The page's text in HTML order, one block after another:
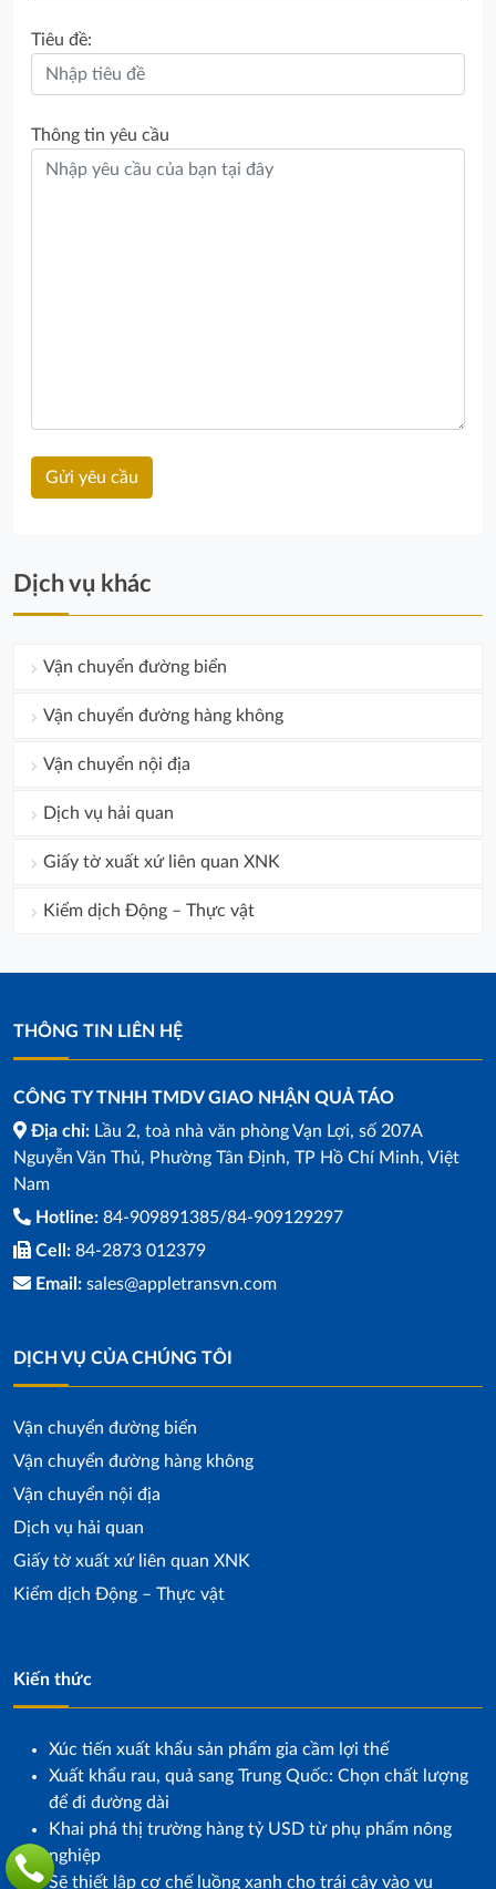
Tiêu đề:
Thông tin yêu cầu
Dịch vụ khác
Vận chuyển đường biển
Vận chuyển đường hàng không
Vận chuyển nội địa
Dịch vụ hải quan
Giấy tờ xuất xứ liên quan XNK
Kiểm dịch Động – Thực vật
THÔNG TIN LIÊN HỆ
CÔNG TY TNHH TMDV GIAO NHẬN QUẢ TÁO
Địa chỉ: Lầu 2, toà nhà văn phòng Vạn Lợi, số 207A
Nguyễn Văn Thủ, Phường Tân Định, TP Hồ Chí Minh, Việt
Nam
Hotline: 84-909891385/84-909129297
Cell: 84-2873 012379
Email: sales@appletransvn.com
DỊCH VỤ CỦA CHÚNG TÔI
Vận chuyển đường biển
Vận chuyển đường hàng không
Vận chuyển nội địa
Dịch vụ hải quan
Giấy tờ xuất xứ liên quan XNK
Kiểm dịch Động – Thực vật
Kiến thức
Xúc tiến xuất khẩu sản phẩm gia cầm lợi thế
Xuất khẩu rau, quả sang Trung Quốc: Chọn chất lượng
để đi đường dài
Khai phá thị trường hàng tỷ USD từ phụ phẩm nông
nghiệp
Sẽ thiết lập cơ chế luồng xanh cho trái cây vào vụ